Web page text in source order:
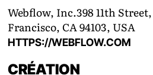
Webflow, Inc.398 11th
Francisco, CA 94103, USA
HTTPS://WEBFLOW.COM
CRÉATION